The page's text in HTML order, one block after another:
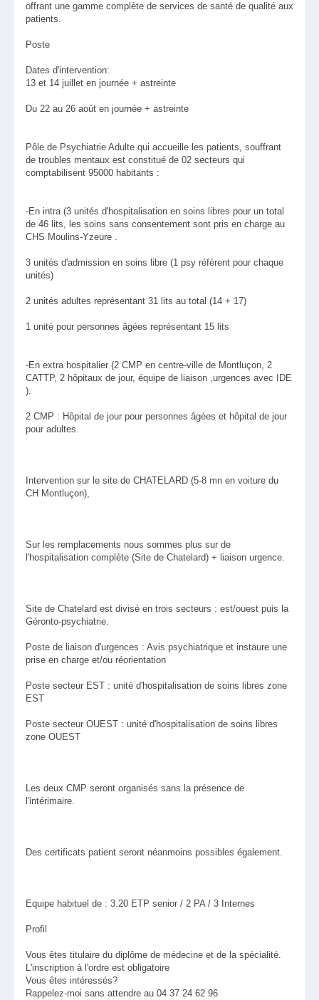
offrant une gamme complète de services de santé de qualité aux
patients.
Poste
Dates d'intervention:
13 et 14 juillet en journée + astreinte
Du 22 au 26 août en journée + astreinte
Pôle de Psychiatrie Adulte qui accueille les patients, souffrant
de troubles mentaux est constitué de 02 secteurs qui
comptabilisent 95000 habitants :
-En intra (3 unités d'hospitalisation en soins libres pour un total
de 46 lits, les soins sans consentement sont pris en charge au
CHS Moulins-Yzeure .
3 unités d'admission en soins libre (1 psy référent pour chaque
unités)
2 unités adultes représentant 31 lits au total (14 + 17)
1 unité pour personnes âgées représentant 15 lits
-En extra hospitalier (2 CMP en centre-ville de Montluçon, 2
CATTP, 2 hôpitaux de jour, équipe de liaison ,urgences avec IDE
).
2 CMP : Hôpital de jour pour personnes âgées et hôpital de jour
pour adultes.
Intervention sur le site de CHATELARD (5-8 mn en voiture du
CH Montluçon),
Sur les remplacements nous sommes plus sur de
l'hospitalisation complète (Site de Chatelard) + liaison urgence.
Site de Chatelard est divisé en trois secteurs : est/ouest puis la
Géronto-psychiatrie.
Poste de liaison d'urgences : Avis psychiatrique et instaure une
prise en charge et/ou réorientation
Poste secteur EST : unité d'hospitalisation de soins libres zone
EST
Poste secteur OUEST : unité d'hospitalisation de soins libres
zone OUEST
Les deux CMP seront organisés sans la présence de
l'intérimaire.
Des certificats patient seront néanmoins possibles également.
Equipe habituel de : 3.20 ETP senior / 2 PA / 3 Internes
Profil
Vous êtes titulaire du diplôme de médecine et de la spécialité.
L'inscription à l'ordre est obligatoire
Vous êtes intéressés?
Rappelez-moi sans attendre au 04 37 24 62 96